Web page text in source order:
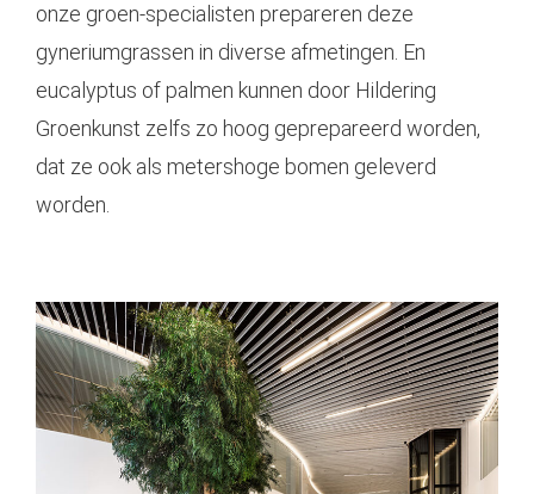
onze groen-specialisten prepareren deze
gyneriumgrassen in diverse afmetingen. En
eucalyptus of palmen kunnen door Hildering
Groenkunst zelfs zo hoog geprepareerd worden,
dat ze ook als metershoge bomen geleverd
worden.